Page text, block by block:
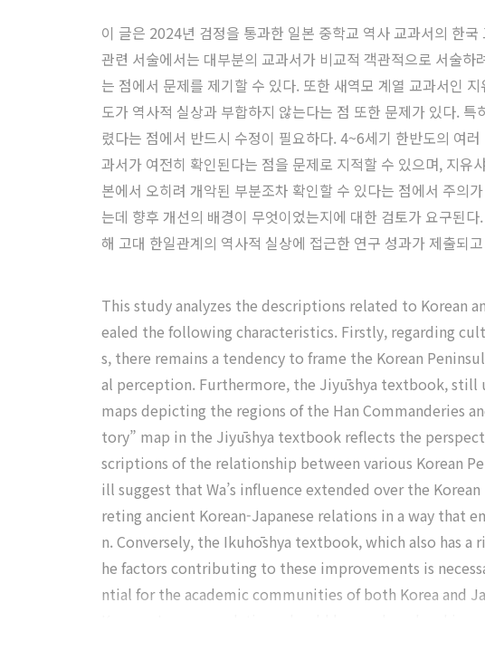
이 글은 2024년 검정을 통과한 일본 중학교 역사 교과서의 한
관련 서술에서는 대부분의 교과서가 비교적 객관적으로 서술
는 점에서 문제를 제기할 수 있다. 또한 새역모 계열 교과서인
도가 역사적 실상과 부합하지 않는다는 점 또한 문제가 있다. 특
렸다는 점에서 반드시 수정이 필요하다. 4~6세기 한반도의 여
과서가 여전히 확인된다는 점을 문제로 지적할 수 있으며, 지
본에서 오히려 개악된 부분조차 확인할 수 있다는 점에서 주의
는데 향후 개선의 배경이 무엇이었는지에 대한 검토가 요구된
해 고대 한일관계의 역사적 실상에 접근한 연구 성과가 제출되
This study analyzes the descriptions related to Korean
ealed the following characteristics. Firstly, regarding
s, there remains a tendency to frame the Korean
al perception. Furthermore, the Jiyūshya textbook, still
maps depicting the regions of the Han Commanderies
tory” map in the Jiyūshya textbook reflects the
scriptions of the relationship between various Korean
ill suggest that Wa’s influence extended over the
reting ancient Korean-Japanese relations in a way that
n. Conversely, the Ikuhōshya textbook, which also has
he factors contributing to these improvements is
ntial for the academic communities of both Korea and